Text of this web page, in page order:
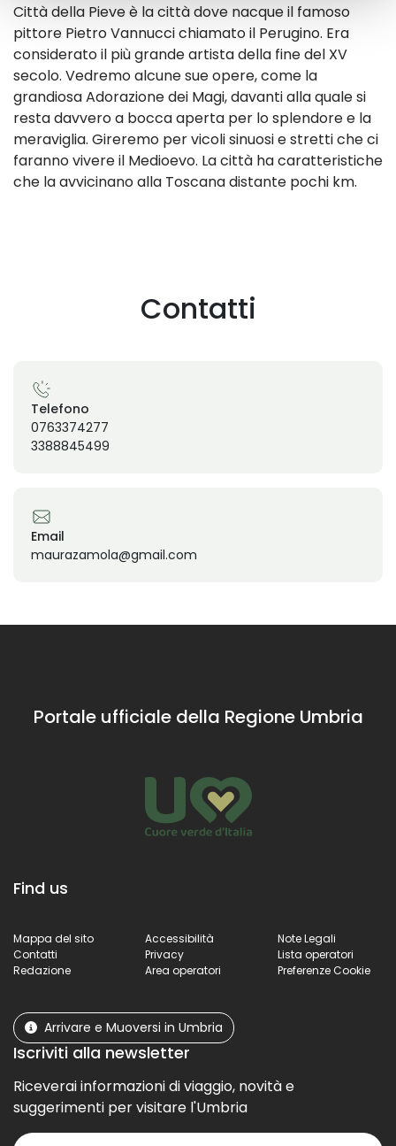
Città della Pieve è la città dove nacque il famoso
pittore Pietro Vannucci chiamato il Perugino. Era
considerato il più grande artista della fine del XV
secolo. Vedremo alcune sue opere, come la
grandiosa Adorazione dei Magi, davanti alla quale si
resta davvero a bocca aperta per lo splendore e la
meraviglia. Gireremo per vicoli sinuosi e stretti che ci
faranno vivere il Medioevo. La città ha caratteristiche
che la avvicinano alla Toscana distante pochi km.
Contatti
Telefono
0763374277
3388845499
Email
maurazamola@gmail.com
Portale ufficiale della Regione Umbria
Find us
Mappa del sito Accessibilità
Note Legali
Contatti
Privacy
Lista operatori
Redazione
Area operatori Preferenze Cookie
Arrivare e Muoversi in Umbria
Iscriviti alla newsletter
Riceverai informazioni di viaggio, novità e
suggerimenti per visitare l'Umbria